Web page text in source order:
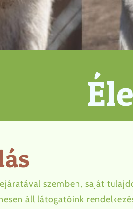
szemben, saját
áll látogatóink